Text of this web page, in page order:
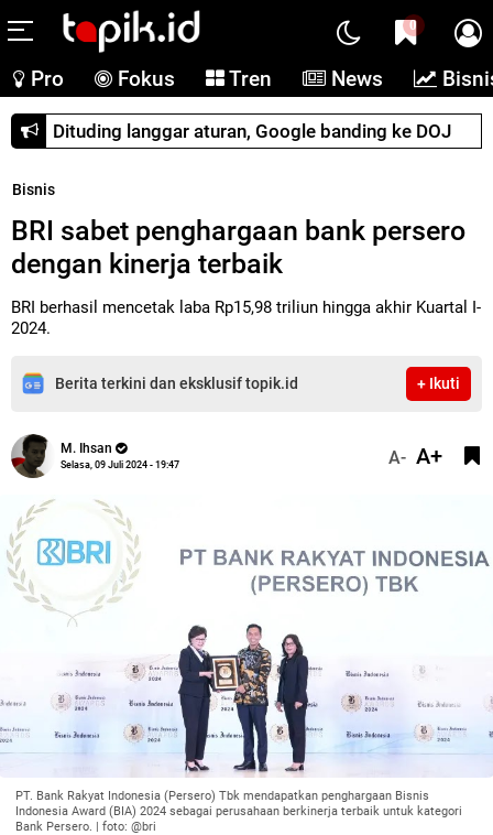
0
Pro Fokus Tren News
Dituding langgar aturan, Google banding ke DOJ
Bisnis
BRI sabet penghargaan bank persero
dengan kinerja terbaik
BRI berhasil mencetak laba Rp15,98 triliun hingga akhir Kuartal I-
2024.
Berita terkini dan eksklusif topik.id + Ikuti
M. Ihsan
Selasa, 09 Juli 2024 - 19:47 A- A+
PT. Bank Rakyat Indonesia (Persero) Tbk mendapatkan penghargaan Bisnis
Indonesia Award (BIA) 2024 sebagai perusahaan berkinerja terbaik untuk kategori
Bank Persero. | foto: @bri